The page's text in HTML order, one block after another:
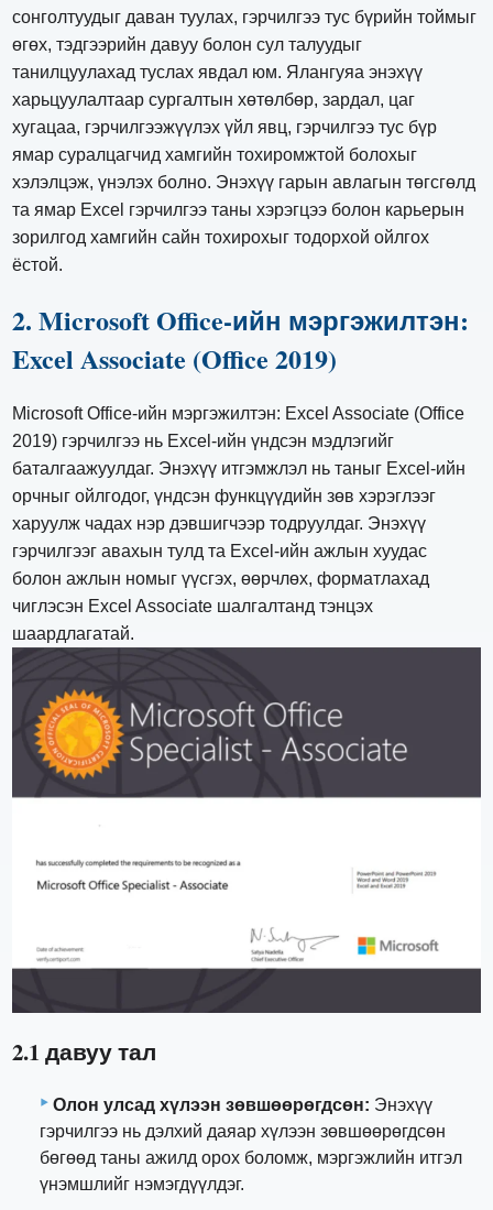
сонголтуудыг даван туулах, гэрчилгээ тус бүрийн тоймыг
өгөх, тэдгээрийн давуу болон сул талуудыг
танилцуулахад туслах явдал юм. Ялангуяа энэхүү
харьцуулалтаар сургалтын хөтөлбөр, зардал, цаг
хугацаа, гэрчилгээжүүлэх үйл явц, гэрчилгээ тус бүр
ямар суралцагчид хамгийн тохиромжтой болохыг
хэлэлцэж, үнэлэх болно. Энэхүү гарын авлагын төгсгөлд
та ямар Excel гэрчилгээ таны хэрэгцээ болон карьерын
зорилгод хамгийн сайн тохирохыг тодорхой ойлгох
ёстой.
2. Microsoft Office-ийн мэргэжилтэн:
Excel Associate (Office 2019)
Microsoft Office-ийн мэргэжилтэн: Excel Associate (Office
2019) гэрчилгээ нь Excel-ийн үндсэн мэдлэгийг
баталгаажуулдаг. Энэхүү итгэмжлэл нь таныг Excel-ийн
орчныг ойлгодог, үндсэн функцүүдийн зөв хэрэглээг
харуулж чадах нэр дэвшигчээр тодруулдаг. Энэхүү
гэрчилгээг авахын тулд та Excel-ийн ажлын хуудас
болон ажлын номыг үүсгэх, өөрчлөх, форматлахад
чиглэсэн Excel Associate шалгалтанд тэнцэх
шаардлагатай.
2.1 давуу тал
Олон улсад хүлээн зөвшөөрөгдсөн: Энэхүү
гэрчилгээ нь дэлхий даяар хүлээн зөвшөөрөгдсөн
бөгөөд таны ажилд орох боломж, мэргэжлийн итгэл
үнэмшлийг нэмэгдүүлдэг.